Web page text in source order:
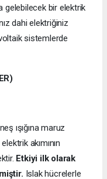
gelebilecek bir elektrik
dahi elektriğiniz
sistemlerde
ışığına maruz
akımının
Etkiyi ilk olarak
Islak hücrelerle